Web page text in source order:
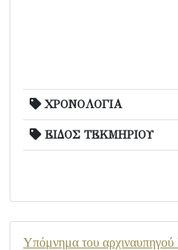
ΧΡΟΝΟΛΟΓΙΑ
ΕΙΔΟΣ ΤΕΚΜΗΡΙΟΥ
Υπόμνημα του